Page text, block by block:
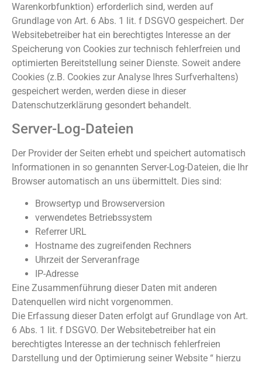
Warenkorbfunktion) erforderlich sind, werden auf
Grundlage von Art. 6 Abs. 1 lit. f DSGVO gespeichert. Der
Websitebetreiber hat ein berechtigtes Interesse an der
Speicherung von Cookies zur technisch fehlerfreien und
optimierten Bereitstellung seiner Dienste. Soweit andere
Cookies (z.B. Cookies zur Analyse Ihres Surfverhaltens)
gespeichert werden, werden diese in dieser
Datenschutzerklärung gesondert behandelt.
Server-Log-Dateien
Der Provider der Seiten erhebt und speichert automatisch
Informationen in so genannten Server-Log-Dateien, die Ihr
Browser automatisch an uns übermittelt. Dies sind:
Browsertyp und Browserversion
verwendetes Betriebssystem
Referrer URL
Hostname des zugreifenden Rechners
Uhrzeit der Serveranfrage
IP-Adresse
Eine Zusammenführung dieser Daten mit anderen
Datenquellen wird nicht vorgenommen.
Die Erfassung dieser Daten erfolgt auf Grundlage von Art.
6 Abs. 1 lit. f DSGVO. Der Websitebetreiber hat ein
berechtigtes Interesse an der technisch fehlerfreien
Darstellung und der Optimierung seiner Website “ hierzu